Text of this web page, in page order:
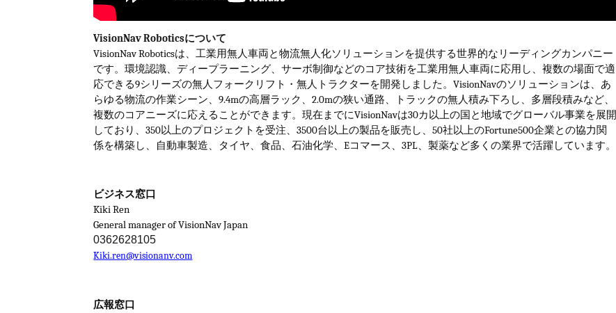
VisionNav Roboticsについて
VisionNav Roboticsは、工業用無人車両と物流無人化ソリューションを提供する世界的なリーディングカンパニー
です。環境認識、ディープラーニング、サーボ制御などのコア技術を工業用無人車両に応用し、複数の場面で適
応できる9シリーズの無人フォークリフト・無人トラクターを開発しました。VisionNavのソリューションは、あ
らゆる物流の作業シーン、9.4mの高層ラック、2.0mの狭い通路、トラックの無人積み下ろし、多層段積みなど、
複数のコアニーズに応えることができます。現在までにVisionNavは30カ以上の国と地域でグローバル事業を展開
しており、350以上のプロジェクトを受注、3500台以上の製品を販売し、50社以上のFortune500企業との協力関
係を構築し、自動車製造、タイヤ、食品、石油化学、Eコマース、3PL、製薬など多くの業界で活躍しています。
ビジネス窓口
Kiki Ren
General manager of VisionNav Japan
0362628105
Kiki.ren@visionanv.com
広報窓口